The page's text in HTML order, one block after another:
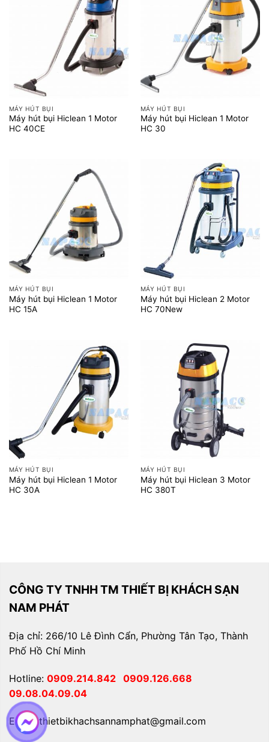
MÁY HÚT BỤI
Máy hút bụi Hiclean 1 Motor
HC 40CE
MÁY HÚT BỤI
Máy hút bụi Hiclean 1 Motor
HC 30
MÁY HÚT BỤI
Máy hút bụi Hiclean 1 Motor
HC 15A
MÁY HÚT BỤI
Máy hút bụi Hiclean 2 Motor
HC 70New
MÁY HÚT BỤI
Máy hút bụi Hiclean 1 Motor
HC 30A
MÁY HÚT BỤI
Máy hút bụi Hiclean 3 Motor
HC 380T
CÔNG TY TNHH TM THIẾT BỊ KHÁCH SẠN
NAM PHÁT
Địa chỉ: 266/10 Lê Đình Cẩn, Phường Tân Tạo, Thành
Phố Hồ Chí Minh
Hotline: 0909.214.842 0909.126.668
09.08.04.09.04
Email: thietbikhachsannamphat@gmail.com